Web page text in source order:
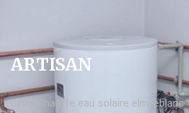
ARTISAN
devis Chauffe eau solaire elm leblanc